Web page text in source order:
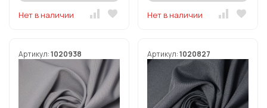
Нет в наличии Нет в наличии
Артикул:1020938 Артикул:1020827